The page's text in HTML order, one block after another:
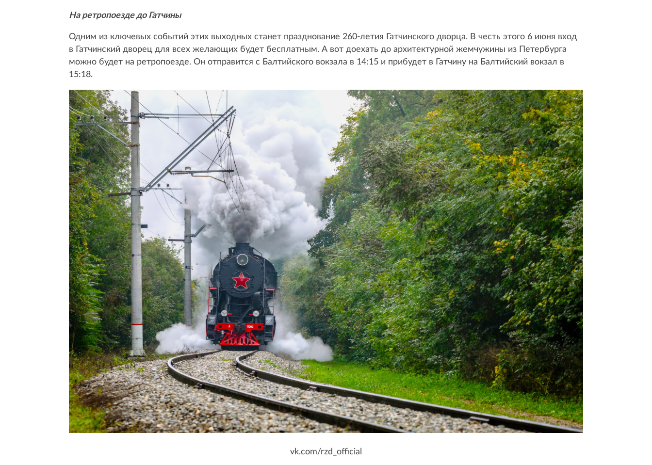
На ретропоезде до Гатчины
Одним из ключевых событий этих выходных станет празднование 260-летия Гатчинского дворца. В честь этого 6 июня вход
в Гатчинский дворец для всех желающих будет бесплатным. А вот доехать до архитектурной жемчужины из Петербурга
можно будет на ретропоезде. Он отправится с Балтийского вокзала в 14:15 и прибудет в Гатчину на Балтийский вокзал в
15:18.
vk.com/rzd_official